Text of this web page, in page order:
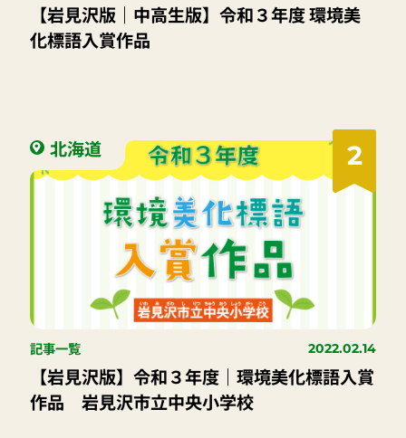
【岩見沢版｜中高生版】令和３年度 環境美
化標語入賞作品
2
北海道
記事一覧 2022.02.14
【岩見沢版】令和３年度｜環境美化標語入賞
作品 岩見沢市立中央小学校